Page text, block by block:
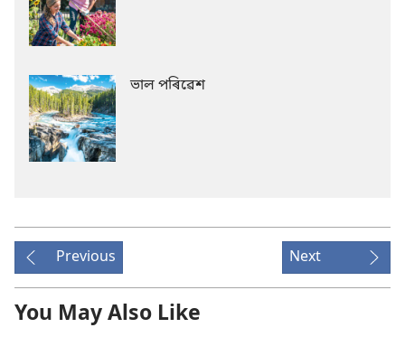
ভাল পৰিৱেশ
Previous Next
You May Also Like